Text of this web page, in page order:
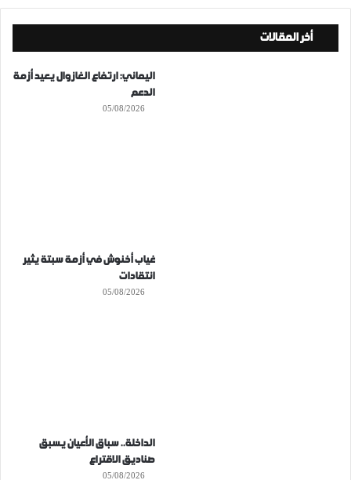
أخر المقالات
اليماني: ارتفاع الغازوال يعيد أزمة
الدعم
05/08/2026
غياب أخنوش في أزمة سبتة يثير
انتقادات
05/08/2026
الداخلة.. سباق الأعيان يسبق
صناديق الاقتراع
05/08/2026